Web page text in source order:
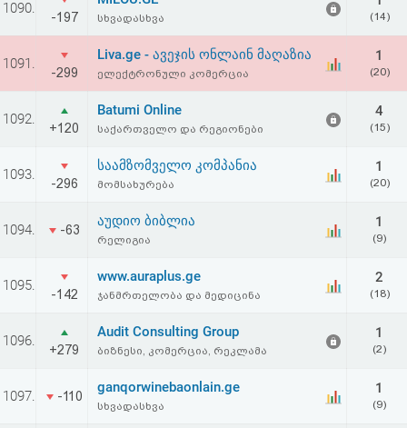
1090.
-197 სხვადასხვა (14)
1091.
-299
Liva.ge - ავეჯის ონლაინ მაღაზია
ელექტრონული კომერცია
1
(20)
1092.
+120
Batumi Online
საქართველო და რეგიონები
4
(15)
1093.
-296
საამზომველო კომპანია
მომსახურება
1
(20)
1094. -63
აუდიო ბიბლია
რელიგია
1
(9)
1095.
-142
www.auraplus.ge
ჯანმრთელობა და მედიცინა
2
(18)
1096.
+279
Audit Consulting Group
ბიზნესი, კომერცია, რეკლამა
1
(2)
1097. -110
ganqorwinebaonlain.ge
სხვადასხვა
1
(9)